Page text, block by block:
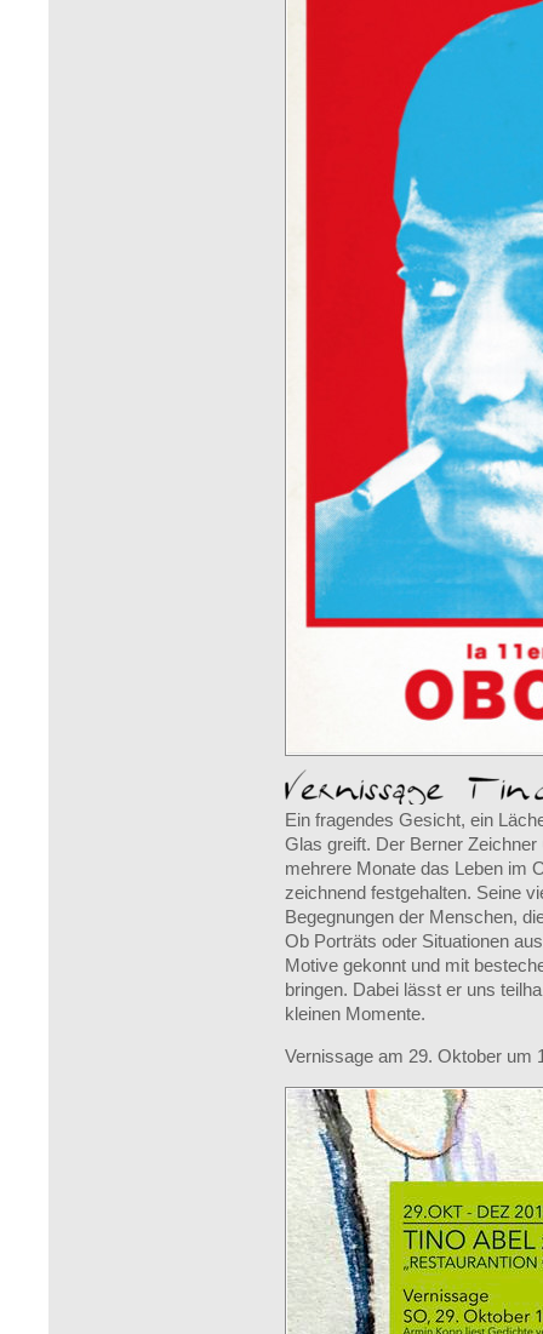
Ein fragendes Gesicht, ein
Glas greift. Der Berner Zeichner
mehrere Monate das Leben im
zeichnend festgehalten. Seine
Begegnungen der Menschen,
Ob Porträts oder Situationen
Motive gekonnt und mit
bringen. Dabei lässt er uns
kleinen Momente.
Vernissage am 29. Oktober um